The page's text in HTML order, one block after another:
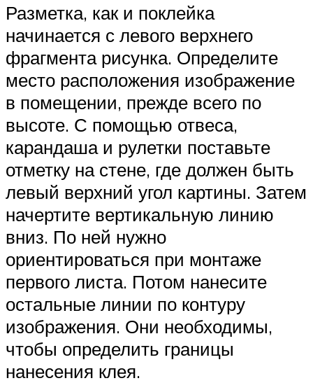
Разметка, как и поклейка
начинается с левого верхнего
фрагмента рисунка. Определите
место расположения изображение
в помещении, прежде всего по
высоте. С помощью отвеса,
карандаша и рулетки поставьте
отметку на стене, где должен быть
левый верхний угол картины. Затем
начертите вертикальную линию
вниз. По ней нужно
ориентироваться при монтаже
первого листа. Потом нанесите
остальные линии по контуру
изображения. Они необходимы,
чтобы определить границы
нанесения клея.